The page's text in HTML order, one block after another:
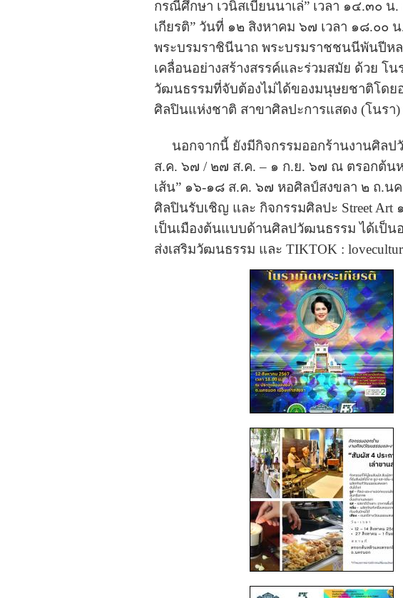
กรณีศึกษา เวนิสเบียนนาเล่” เวลา ๑๔.๓๐
เกียรติ” วันที่ ๑๒ สิงหาคม ๖๗ เวลา ๑๘.๐๐
พระบรมราชินีนาถ พระบรมราชชนนีพันปีห
เคลื่อนอย่างสร้างสรรค์และร่วมสมัย ด้วย โ
วัฒนธรรมที่จับต้องไม่ได้ของมนุษยชาติโดย
ศิลปินแห่งชาติ สาขาศิลปะการแสดง (โนร
นอกจากนี้ ยังมีกิจกรรมออกร้านงานศิลป
ส.ค. ๖๗ / ๒๗ ส.ค. – ๑ ก.ย. ๖๗ ณ ตรอกต้น
เส้น” ๑๖-๑๘ ส.ค. ๖๗ หอศิลป์สงขลา ๒ ถ.น
ศิลปินรับเชิญ และ กิจกรรมศิลปะ Street
เป็นเมืองต้นแบบด้านศิลปวัฒนธรรม ได้เป็น
ส่งเสริมวัฒนธรรม และ TIKTOK :